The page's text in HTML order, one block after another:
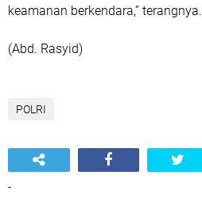
keamanan berkendara,” terangnya.
(Abd. Rasyid)
POLRI
-